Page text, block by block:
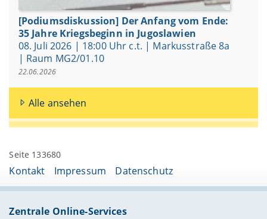
[Podiumsdiskussion] Der Anfang vom Ende:
35 Jahre Kriegsbeginn in Jugoslawien
08. Juli 2026 | 18:00 Uhr c.t. | Markusstraße 8a
| Raum MG2/01.10
22.06.2026
Alle ansehen
Seite 133680
Kontakt Impressum Datenschutz
Zentrale Online-Services